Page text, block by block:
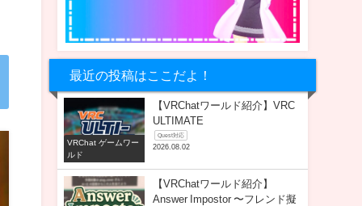
最近の投稿はここだよ！
VRChat ゲームワー
ルド
【VRChatワールド紹介】VRC
ULTIMATE
Quest対応
2026.08.02
【VRChatワールド紹介】
Answer Impostor 〜フレンド擬